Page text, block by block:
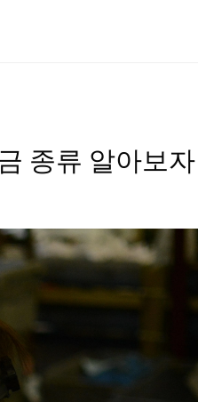
종류 알아보자